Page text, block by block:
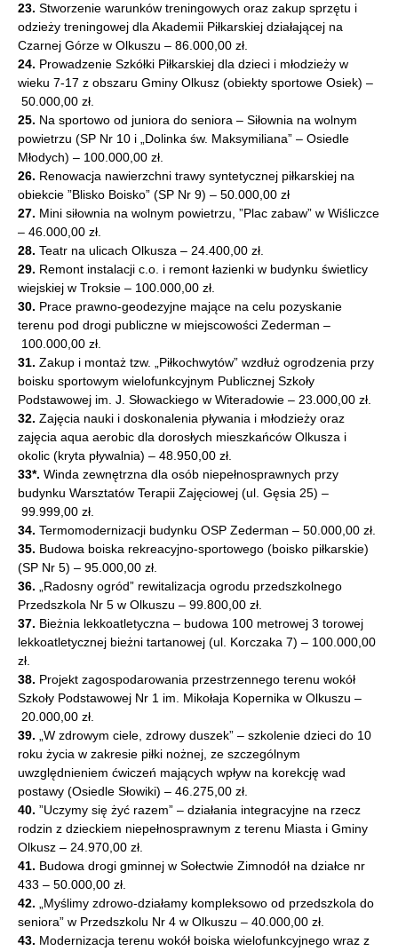
23. Stworzenie warunków treningowych oraz zakup sprzętu i
odzieży treningowej dla Akademii Piłkarskiej działającej na
Czarnej Górze w Olkuszu – 86.000,00 zł.
24. Prowadzenie Szkółki Piłkarskiej dla dzieci i młodzieży w
wieku 7-17 z obszaru Gminy Olkusz (obiekty sportowe Osiek) –
50.000,00 zł.
25. Na sportowo od juniora do seniora – Siłownia na wolnym
powietrzu (SP Nr 10 i „Dolinka św. Maksymiliana” – Osiedle
Młodych) – 100.000,00 zł.
26. Renowacja nawierzchni trawy syntetycznej piłkarskiej na
obiekcie ”Blisko Boisko” (SP Nr 9) – 50.000,00 zł
27. Mini siłownia na wolnym powietrzu, ”Plac zabaw” w Wiśliczce
– 46.000,00 zł.
28. Teatr na ulicach Olkusza – 24.400,00 zł.
29. Remont instalacji c.o. i remont łazienki w budynku świetlicy
wiejskiej w Troksie – 100.000,00 zł.
30. Prace prawno-geodezyjne mające na celu pozyskanie
terenu pod drogi publiczne w miejscowości Zederman –
100.000,00 zł.
31. Zakup i montaż tzw. „Piłkochwytów” wzdłuż ogrodzenia przy
boisku sportowym wielofunkcyjnym Publicznej Szkoły
Podstawowej im. J. Słowackiego w Witeradowie – 23.000,00 zł.
32. Zajęcia nauki i doskonalenia pływania i młodzieży oraz
zajęcia aqua aerobic dla dorosłych mieszkańców Olkusza i
okolic (kryta pływalnia) – 48.950,00 zł.
33*. Winda zewnętrzna dla osób niepełnosprawnych przy
budynku Warsztatów Terapii Zajęciowej (ul. Gęsia 25) –
99.999,00 zł.
34. Termomodernizacji budynku OSP Zederman – 50.000,00 zł.
35. Budowa boiska rekreacyjno-sportowego (boisko piłkarskie)
(SP Nr 5) – 95.000,00 zł.
36. „Radosny ogród” rewitalizacja ogrodu przedszkolnego
Przedszkola Nr 5 w Olkuszu – 99.800,00 zł.
37. Bieżnia lekkoatletyczna – budowa 100 metrowej 3 torowej
lekkoatletycznej bieżni tartanowej (ul. Korczaka 7) – 100.000,00
zł.
38. Projekt zagospodarowania przestrzennego terenu wokół
Szkoły Podstawowej Nr 1 im. Mikołaja Kopernika w Olkuszu –
20.000,00 zł.
39. „W zdrowym ciele, zdrowy duszek” – szkolenie dzieci do 10
roku życia w zakresie piłki nożnej, ze szczególnym
uwzględnieniem ćwiczeń mających wpływ na korekcję wad
postawy (Osiedle Słowiki) – 46.275,00 zł.
40. ”Uczymy się żyć razem” – działania integracyjne na rzecz
rodzin z dzieckiem niepełnosprawnym z terenu Miasta i Gminy
Olkusz – 24.970,00 zł.
41. Budowa drogi gminnej w Sołectwie Zimnodół na działce nr
433 – 50.000,00 zł.
42. „Myślimy zdrowo-działamy kompleksowo od przedszkola do
seniora” w Przedszkolu Nr 4 w Olkuszu – 40.000,00 zł.
43. Modernizacja terenu wokół boiska wielofunkcyjnego wraz z